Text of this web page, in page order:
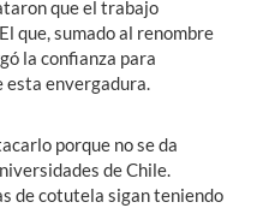
que el trabajo
que, sumado al renombre
la confianza para
esta envergadura.
porque no se da
de Chile.
de cotutela sigan teniendo